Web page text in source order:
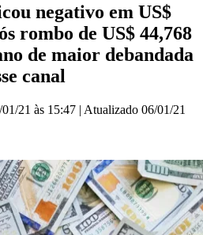
negativo em US$
rombo de US$ 44,768
de maior debandada
canal
21 às 15:47 | Atualizado 06/01/21